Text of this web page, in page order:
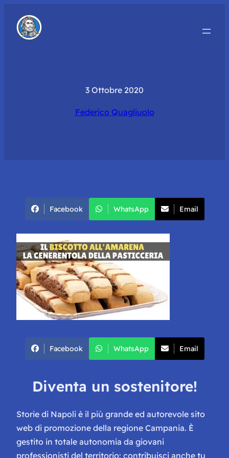
3 Ottobre 2020
Federico Quagliuolo
Facebook WhatsApp Email
Facebook WhatsApp Email
Diventa un sostenitore!
Storie di Napoli è il più grande ed autorevole sito
web di promozione della regione Campania. È
gestito in totale autonomia da giovani
professionisti del territorio: contribuisci anche tu